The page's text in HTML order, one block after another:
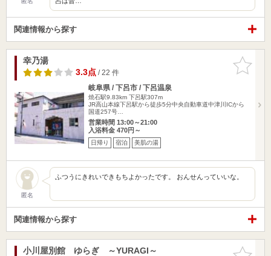
関連情報から探す
お気に入
りに追加
幸乃湯
3.3点/ 22 件
岐阜県 / 下呂市 / 下呂温泉
焼石駅9.83km 下呂駅307m
JR高山本線下呂駅から徒歩5分中央自動車道中津川ICから
国道257号…
営業時間 13:00～21:00
入浴料金 470円～
日帰り 宿泊 美肌の湯
匿名
ふつうにきれいできもちよかったです。 おんせんっていいな。
関連情報から探す
お気に入
小川屋別館 ゆらぎ ～YURAGI～